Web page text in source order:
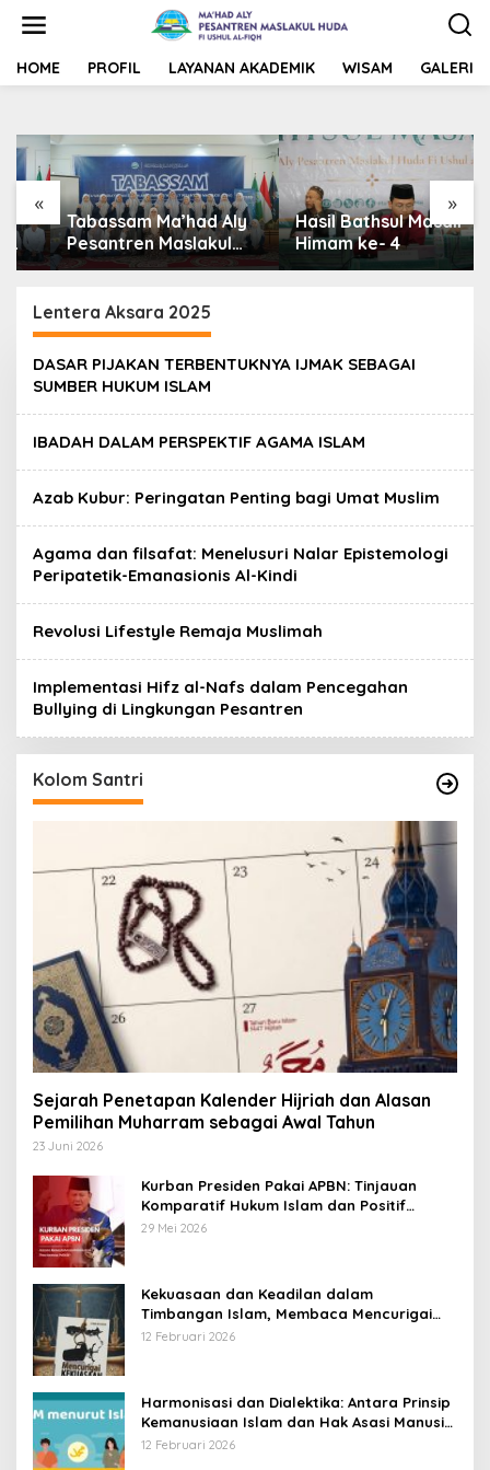
t
HOME PROFIL LAYANAN AKADEMIK WISAM GALERI
« »
Tabassam Ma’had Aly
Pesantren Maslakul
Huda fi Ushul al-Fiqh
Sejarah, Menjangkau
Peradaban”
Hasil Bathsul Masail
Himam ke- 4
Lentera Aksara 2025
DASAR PIJAKAN TERBENTUKNYA IJMAK SEBAGAI
SUMBER HUKUM ISLAM
IBADAH DALAM PERSPEKTIF AGAMA ISLAM
Azab Kubur: Peringatan Penting bagi Umat Muslim
Agama dan filsafat: Menelusuri Nalar Epistemologi
Peripatetik-Emanasionis Al-Kindi
Revolusi Lifestyle Remaja Muslimah
Implementasi Hifz al-Nafs dalam Pencegahan
Bullying di Lingkungan Pesantren
Kolom Santri
Sejarah Penetapan Kalender Hijriah dan Alasan
Pemilihan Muharram sebagai Awal Tahun
23 Juni 2026
Kurban Presiden Pakai APBN: Tinjauan
Komparatif Hukum Islam dan Positif
Negara
29 Mei 2026
Kekuasaan dan Keadilan dalam
Timbangan Islam, Membaca Mencurigai
Kekuasaan Karya Fitron Nur Iksan
12 Februari 2026
Harmonisasi dan Dialektika: Antara Prinsip
Kemanusiaan Islam dan Hak Asasi Manusia
Universal
12 Februari 2026